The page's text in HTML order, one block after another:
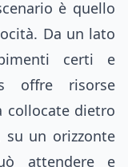
è quello
Da un lato
certi e
offre risorse
collocate dietro
su un orizzonte
attendere e